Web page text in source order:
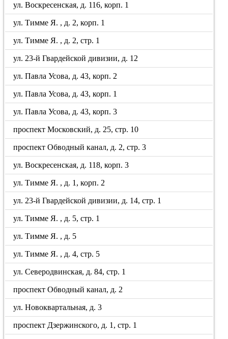
ул. Воскресенская, д. 116, корп. 1
ул. Тимме Я. , д. 2, корп. 1
ул. Тимме Я. , д. 2, стр. 1
ул. 23-й Гвардейской дивизии, д. 12
ул. Павла Усова, д. 43, корп. 2
ул. Павла Усова, д. 43, корп. 1
ул. Павла Усова, д. 43, корп. 3
проспект Московский, д. 25, стр. 10
проспект Обводный канал, д. 2, стр. 3
ул. Воскресенская, д. 118, корп. 3
ул. Тимме Я. , д. 1, корп. 2
ул. 23-й Гвардейской дивизии, д. 14, стр. 1
ул. Тимме Я. , д. 5, стр. 1
ул. Тимме Я. , д. 5
ул. Тимме Я. , д. 4, стр. 5
ул. Северодвинская, д. 84, стр. 1
проспект Обводный канал, д. 2
ул. Новоквартальная, д. 3
проспект Дзержинского, д. 1, стр. 1